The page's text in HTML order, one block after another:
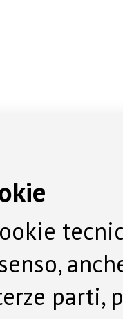
parti,